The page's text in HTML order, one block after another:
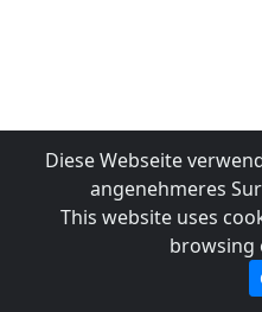
Diese Webseite
angenehmeres
This website uses
browsing